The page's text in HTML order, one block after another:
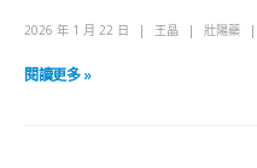
2026 年 1 月 22 日 王晶 壯陽藥
閱讀更多 »